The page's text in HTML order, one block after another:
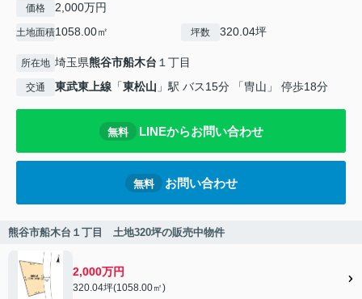
価格 2,000万円
土地面積1058.00㎡ 坪数 320.04坪
所在地 埼玉県熊谷市船木台 １丁目
交通 東武東上線 「東松山 」駅 バス15分 「冑山」 停歩18分
無料 LINEからお問い合わせ
無料 お問い合わせ
熊谷市船木台１丁目 土地320坪の販売中物件
2,000万円
320.04坪(1058.00㎡)